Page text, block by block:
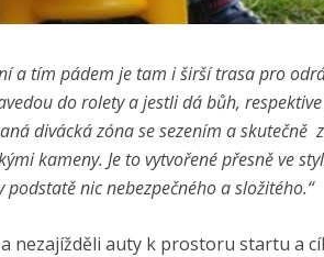
a tím pádem je tam i širší trasa pro
do rolety a jestli dá bůh,
divácká zóna se sezením a
kameny. Je to vytvořené přesně ve
nic nebezpečného a složitého.“
nezajížděli auty k prostoru startu a